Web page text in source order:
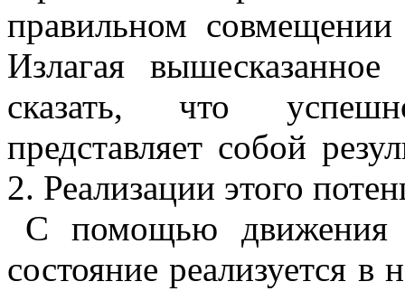
правильном
Излагая
сказать, что
представляет собой
2. Реализации этого
С помощью движения
состояние реализуется